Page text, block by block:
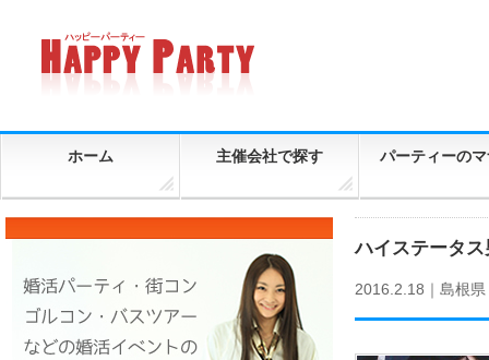
ホーム 主催会社で探す パーティーの
ハイステータ
2016.2.18｜ 島根県